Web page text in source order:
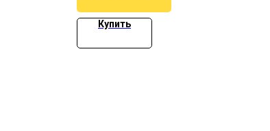
Купить